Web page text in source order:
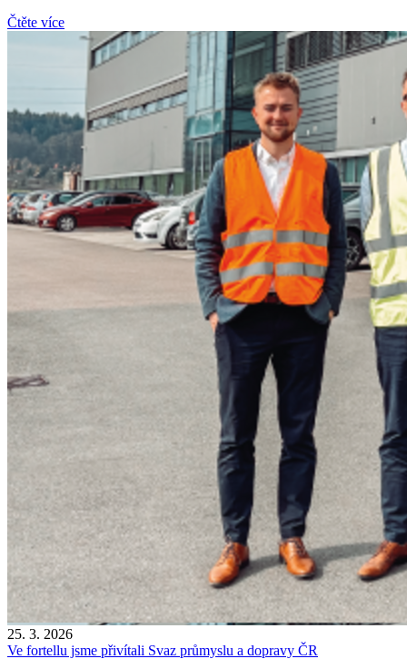
Čtěte více
25. 3. 2026
Ve fortellu jsme přivítali Svaz průmyslu a dopravy ČR